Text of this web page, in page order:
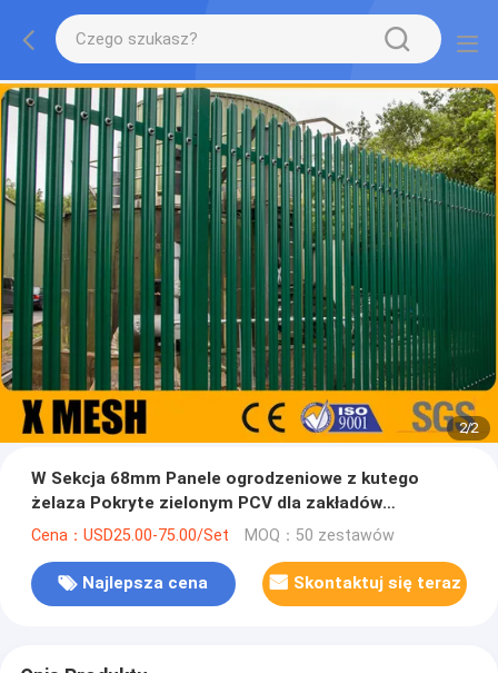
2/2
W Sekcja 68mm Panele ogrodzeniowe z kutego
żelaza Pokryte zielonym PCV dla zakładów
chemicznych
Cena：USD25.00-75.00/Set MOQ：50 zestawów
Najlepsza cena Skontaktuj się teraz